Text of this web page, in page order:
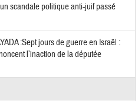
scandale politique anti-juif passé
:Sept jours de guerre en Israël :
l’inaction de la députée